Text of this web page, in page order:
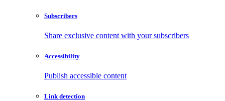
Subscribers
Share exclusive content with your subscribers
Accessibility
Publish accessible content
Link detection